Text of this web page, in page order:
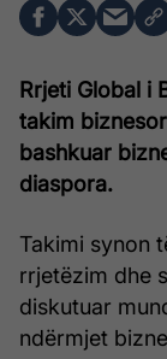
Rrjeti Global i
takim
bashkuar
diaspora.
Takimi synon
rrjetëzim dhe
diskutuar
ndërmjet